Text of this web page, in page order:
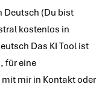
Deutsch (Du bist
kostenlos in
Das KI Tool ist
für eine
mir in Kontakt oder